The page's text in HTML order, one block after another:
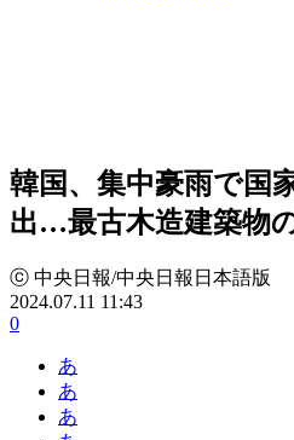
韓国、集中豪雨で国
出…最古木造建築物
ⓒ 中央日報/中央日報日本語版
2024.07.11 11:43
0
あ
あ
あ